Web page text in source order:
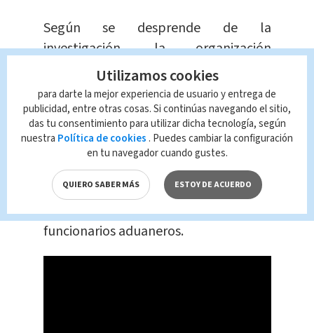
Según se desprende de la
investigación, la organización
mantenía contactos con grupos
delictivos en Panamá parafacilitar la
compra y venta de mercancías
contrabandeadas. Una vez
concretadas las transacciones,
coordinaban el transporte y
almacenamiento de la mercancía con
la presunta complicidad de
funcionarios aduaneros.
Utilizamos cookies
para darte la mejor experiencia de usuario y entrega de
publicidad, entre otras cosas. Si continúas navegando el sitio,
das tu consentimiento para utilizar dicha tecnología, según
nuestra Política de cookies . Puedes cambiar la configuración
en tu navegador cuando gustes.
QUIERO SABER MÁS ESTOY DE ACUERDO